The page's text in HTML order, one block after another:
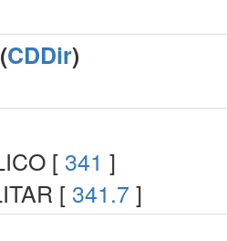
CDDir)
[ 341 ]
[ 341.7 ]